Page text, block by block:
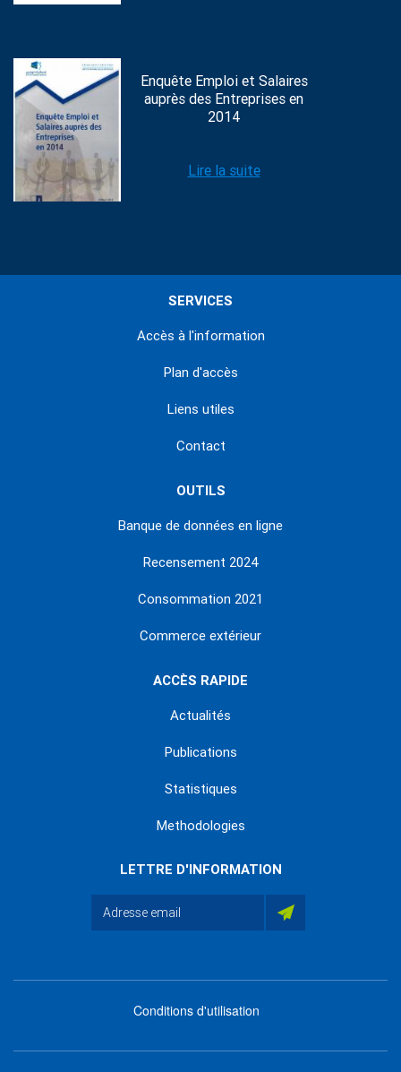
Enquête Emploi et Salaires
auprès des Entreprises en
2014
Lire la suite
SERVICES
Accès à l'information
Plan d'accès
Liens utiles
Contact
OUTILS
Banque de données en ligne
Recensement 2024
Consommation 2021
Commerce extérieur
ACCÈS RAPIDE
Actualités
Publications
Statistiques
Methodologies
LETTRE D'INFORMATION
footer
Conditions d'utilisation